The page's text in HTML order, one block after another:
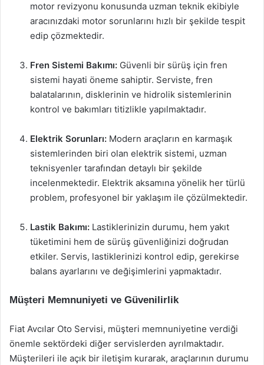
motor revizyonu konusunda uzman teknik ekibiyle
aracınızdaki motor sorunlarını hızlı bir şekilde tespit
edip çözmektedir.
Fren Sistemi Bakımı: Güvenli bir sürüş için fren
sistemi hayati öneme sahiptir. Serviste, fren
balatalarının, disklerinin ve hidrolik sistemlerinin
kontrol ve bakımları titizlikle yapılmaktadır.
Elektrik Sorunları: Modern araçların en karmaşık
sistemlerinden biri olan elektrik sistemi, uzman
teknisyenler tarafından detaylı bir şekilde
incelenmektedir. Elektrik aksamına yönelik her türlü
problem, profesyonel bir yaklaşım ile çözülmektedir.
Lastik Bakımı: Lastiklerinizin durumu, hem yakıt
tüketimini hem de sürüş güvenliğinizi doğrudan
etkiler. Servis, lastiklerinizi kontrol edip, gerekirse
balans ayarlarını ve değişimlerini yapmaktadır.
Müşteri Memnuniyeti ve Güvenilirlik
Fiat Avcılar Oto Servisi, müşteri memnuniyetine verdiği
önemle sektördeki diğer servislerden ayrılmaktadır.
Müşterileri ile açık bir iletişim kurarak, araçlarının durumu